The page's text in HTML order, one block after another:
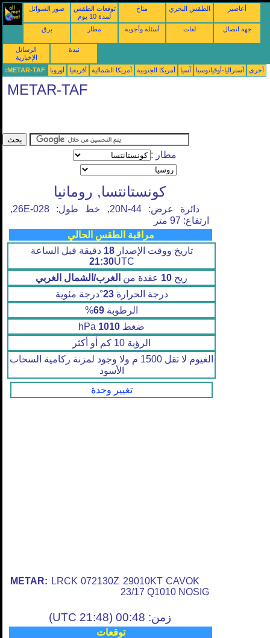
صور السواتل
توقعات الطقس
لمدة 10 يوم
مناخ الطقس البحري أعاصير
برق مطار أسئلة وأجوبة لغات جهة اتصال
الرسائل
الإخبارية
نبذة
METAR-TAF: أوروبا أفريقيا أمريكا الشمالية أمريكا الجنوبية آسيا أستراليا-أوقيانوسيا أخرى
METAR-TAF
مطار :
كونستانتسا, رومانيا
دائرة عرض: 44-20N, خط طول: 028-26E,
ارتفاع: 97 متر
مراقبة الطقس الحالي
تاريخ ووقت الإصدار18 دقيقة قبل الساعة
21:30UTC
ريح 10 عقدة من الغرب/الشمال الغربي
درجة الحرارة23°درجة مئوية
الرطوبة 69
%
ضغط 1010
الرؤية 10 كم أو أكثر
الغيوم لا تقل 1500 م ولا وجود لمزنة ركامية السحاب
الأسود
تغيير وحدة
METAR: LRCK 072130Z 29010KT CAVOK
23/17 Q1010 NOSIG
زمن: 00:48 (21:48 UTC)
توقعات